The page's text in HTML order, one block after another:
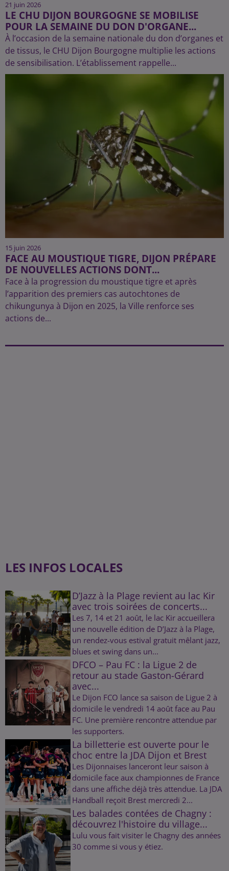
21 juin 2026
LE CHU DIJON BOURGOGNE SE MOBILISE
POUR LA SEMAINE DU DON D'ORGANE...
À l’occasion de la semaine nationale du don d’organes et
de tissus, le CHU Dijon Bourgogne multiplie les actions
de sensibilisation. L’établissement rappelle...
15 juin 2026
FACE AU MOUSTIQUE TIGRE, DIJON PRÉPARE
DE NOUVELLES ACTIONS DONT...
Face à la progression du moustique tigre et après
l’apparition des premiers cas autochtones de
chikungunya à Dijon en 2025, la Ville renforce ses
actions de...
LES INFOS LOCALES
D’Jazz à la Plage revient au lac Kir
avec trois soirées de concerts...
Les 7, 14 et 21 août, le lac Kir accueillera
une nouvelle édition de D’Jazz à la Plage,
un rendez-vous estival gratuit mêlant jazz,
blues et swing dans un...
DFCO – Pau FC : la Ligue 2 de
retour au stade Gaston-Gérard
avec...
Le Dijon FCO lance sa saison de Ligue 2 à
domicile le vendredi 14 août face au Pau
FC. Une première rencontre attendue par
les supporters.
La billetterie est ouverte pour le
choc entre la JDA Dijon et Brest
Les Dijonnaises lanceront leur saison à
domicile face aux championnes de France
dans une affiche déjà très attendue. La JDA
Handball reçoit Brest mercredi 2...
Les balades contées de Chagny :
découvrez l'histoire du village...
Lulu vous fait visiter le Chagny des années
30 comme si vous y étiez.